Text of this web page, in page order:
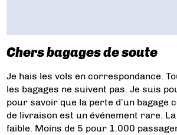
Chers bagages de soute
Je hais les vols en correspondance.
les bagages ne suivent pas. Je suis
pour savoir que la perte d’un bagage
de livraison est un événement rare.
faible. Moins de 5 pour 1.000